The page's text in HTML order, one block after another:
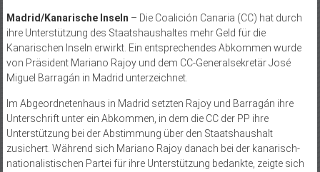
Madrid/Kanarische Inseln – Die Coalición Canaria (CC) hat durch
ihre Unterstützung des Staatshaushaltes mehr Geld für die
Kanarischen Inseln erwirkt. Ein entsprechendes Abkommen wurde
von Präsident Mariano Rajoy und dem CC-Generalsekretär José
Miguel Barragán in Madrid unterzeichnet.
Im Abgeordnetenhaus in Madrid setzten Rajoy und Barragán ihre
Unterschrift unter ein Abkommen, in dem die CC der PP ihre
Unterstützung bei der Abstimmung über den Staatshaushalt
zusichert. Während sich Mariano Rajoy danach bei der kanarisch-
nationalistischen Partei für ihre Unterstützung bedankte, zeigte sich